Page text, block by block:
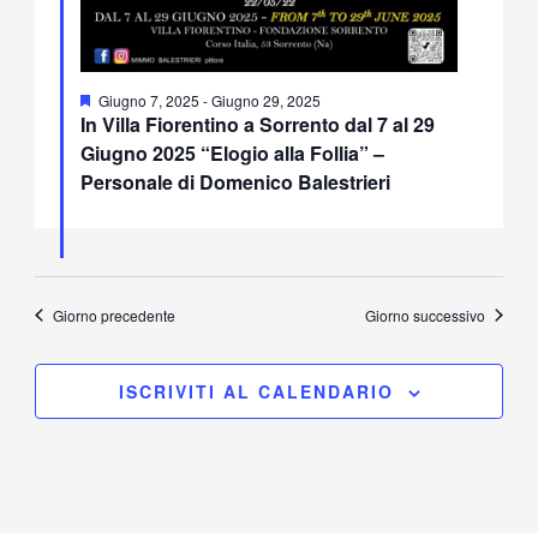
In Villa Fiorentino a Sorrento dal 7 al 29
Giugno 2025 “Elogio alla Follia” –
Personale di Domenico Balestrieri
Segnalati
Giugno 7, 2025 -Giugno 29, 2025
Giorno precedente Giorno successivo
ISCRIVITI AL CALENDARIO